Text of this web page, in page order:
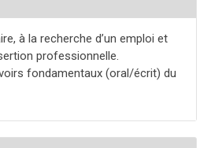
à la recherche d’un emploi et
professionnelle.
fondamentaux (oral/écrit) du